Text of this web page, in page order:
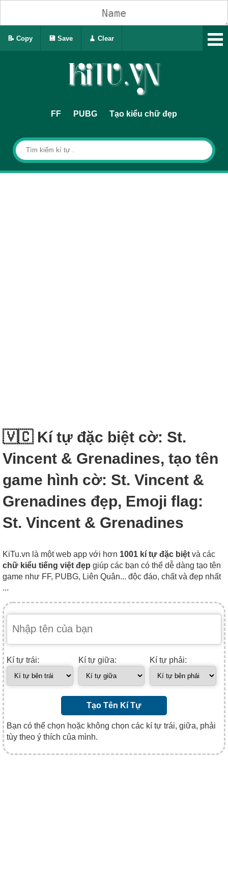
FF PUBG Tạo kiểu chữ đẹp
🇻🇨 Kí tự đặc biệt cờ: St.
Vincent & Grenadines, tạo tên
game hình cờ: St. Vincent &
Grenadines đẹp, Emoji flag:
St. Vincent & Grenadines
KiTu.vn là một web app với hơn 1001 kí tự đặc biệt và các
chữ kiểu tiếng việt đẹp giúp các bạn có thể dễ dàng tạo tên
game như FF, PUBG, Liên Quân... độc đáo, chất và đẹp nhất
...
Kí tự trái: Kí tự giữa: Kí tự phải:
Tạo Tên Kí Tự
Bạn có thể chọn hoặc không chọn các kí tự trái, giữa, phải
tùy theo ý thích của mình.
📝 Copy 💾 Save 🧹 Clear